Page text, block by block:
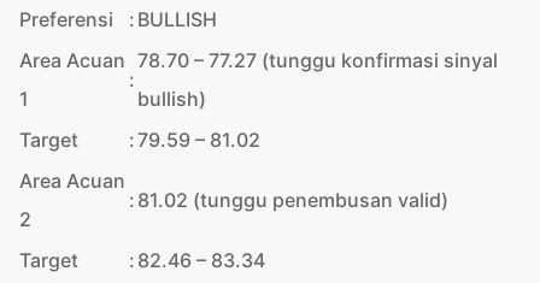
Preferensi : BULLISH
Area Acuan
1
:
78.70 – 77.27 (tunggu konfirmasi sinyal
bullish)
Target
:79.59 – 81.02
Area Acuan
2
: 81.02 (tunggu penembusan valid)
Target : 82.46 – 83.34